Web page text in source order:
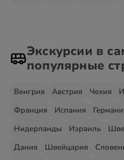
Экскурсии в
популярные
Венгрия Австрия Чехия
Франция
Испания
Нидерланды
Израиль
Дания
Швейцария